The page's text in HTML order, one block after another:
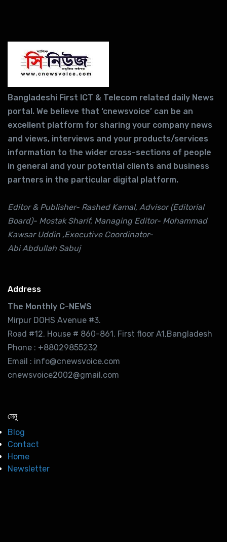
Bangladeshi First ICT & Telecom related daily News
portal. We believe that ‘cnewsvoice’ can be an
excellent platform for sharing your company news
and views, interviews and your products/services
information to the wider cross-sections of people
in general and your potential clients and business
partners in the particular digital platform.
Editor & Publisher- Rashed Kamal, Advisor (Editorial
Board)- Mostak Sharif, Managing Editor- Mohammad
Kawsar Uddin ,Executive Coordinator-
Abi Abdullah Sabuj
Address
The Monthly C-NEWS
Mirpur DOHS Avenue #3.
Road #12. House # 860-861. First floor A1,Bangladesh
Phone : +88029855232
Email : info@cnewsvoice.com
cnewsvoice2002@gmail.com
মেনু
Blog
Contact
Home
Newsletter